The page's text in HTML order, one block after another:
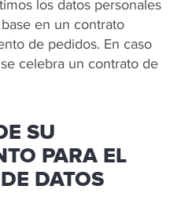
los datos personales
en un contrato
de pedidos. En caso
celebra un contrato de
SU
PARA EL
DATOS